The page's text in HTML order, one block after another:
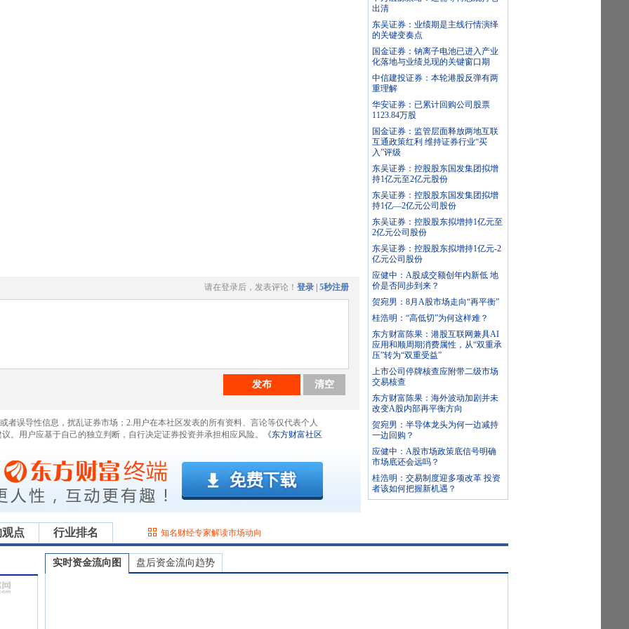
请在登录后，发表评论！ 登录 5秒注册
发布 清空
者误导性信息，扰乱证券市场；2.用户在本社区发表的所有资料、言论等仅代表个人
。用户应基于自己的独立判断，自行决定证券投资并承担相应风险。
《东方财富社区
出清
东吴证券：业绩期是主线行情演绎
的关键变奏点
国金证券：钠离子电池已进入产业
化落地与业绩兑现的关键窗口期
中信建投证券：本轮港股反弹有两
重理解
华安证券：已累计回购公司股票
1123.84万股
国金证券：监管层面释放两地互联
互通政策红利 维持证券行业“买
入”评级
东吴证券：控股股东国发集团拟增
持1亿元至2亿元股份
东吴证券：控股股东国发集团拟增
持1亿—2亿元公司股份
东吴证券：控股股东拟增持1亿元至
2亿元公司股份
东吴证券：控股股东拟增持1亿元-2
亿元公司股份
应健中：A股成交额创年内新低 地
价是否同步到来？
贺宛男：8月A股市场走向“再平衡”
桂浩明：“高低切”为何这样难？
东方财富陈果：港股互联网兼具AI
应用和顺周期消费属性，从“双重承
压”转为“双重受益”
上市公司停牌核查应附带二级市场
交易核查
东方财富陈果：海外波动加剧并未
改变A股内部再平衡方向
贺宛男：半导体龙头为何一边减持
一边回购？
应健中：A股市场政策底信号明确
市场底还会远吗？
桂浩明：交易制度迎多项改革 投资
者该如何把握新机遇？
点 行业排名 知名财经专家解读市场动向
实时资金流向图 盘后资金流向趋势